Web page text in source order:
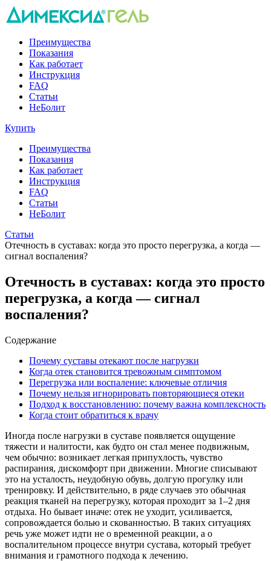
Преимущества
Показания
Как работает
Инструкция
FAQ
Статьи
НеБолит
Купить
Преимущества
Показания
Как работает
Инструкция
FAQ
Статьи
НеБолит
Статьи
Отечность в суставах: когда это просто перегрузка, а когда —
сигнал воспаления?
Отечность в суставах: когда это просто
перегрузка, а когда — сигнал
воспаления?
Содержание
Почему суставы отекают после нагрузки
Когда отек становится тревожным симптомом
Перегрузка или воспаление: ключевые отличия
Почему нельзя игнорировать повторяющиеся отеки
Подход к восстановлению: почему важна комплексность
Когда стоит обратиться к врачу
Иногда после нагрузки в суставе появляется ощущение
тяжести и налитости, как будто он стал менее подвижным,
чем обычно: возникает легкая припухлость, чувство
распирания, дискомфорт при движении. Многие списывают
это на усталость, неудобную обувь, долгую прогулку или
тренировку. И действительно, в ряде случаев это обычная
реакция тканей на перегрузку, которая проходит за 1–2 дня
отдыха. Но бывает иначе: отек не уходит, усиливается,
сопровождается болью и скованностью. В таких ситуациях
речь уже может идти не о временной реакции, а о
воспалительном процессе внутри сустава, который требует
внимания и грамотного подхода к лечению.